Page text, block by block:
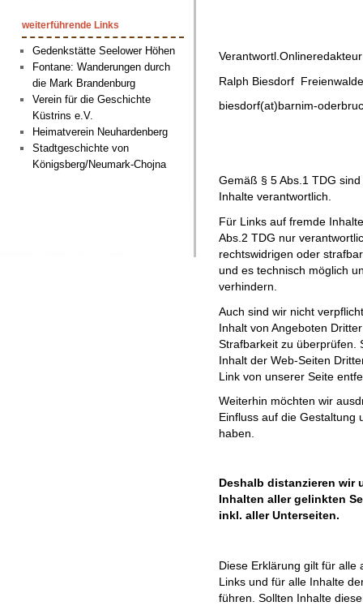
weiterführende Links
Gedenkstätte Seelower Höhen
Fontane: Wanderungen durch
die Mark Brandenburg
Verein für die Geschichte
Küstrins e.V.
Heimatverein Neuhardenberg
Stadtgeschichte von
Königsberg/Neumark-Chojna
Ralph Biesdorf
biesdorf(at)barnim-
Gemäß § 5 Abs.1 TDG
Inhalte verantwortlich.
Für Links auf fremde
Abs.2 TDG nur
rechtswidrigen oder
und es technisch möglich
verhindern.
Auch sind wir nicht
Inhalt von Angeboten
Strafbarkeit zu überprüfen.
Inhalt der Web-Seiten
Link von unserer Seite
Weiterhin möchten wir
Einfluss auf die Gestaltung
haben.
Deshalb distanzieren wir
Inhalten aller gelinkten
inkl. aller Unterseiten.
Diese Erklärung gilt für alle
Links und für alle Inhalte
führen. Sollten Inhalte